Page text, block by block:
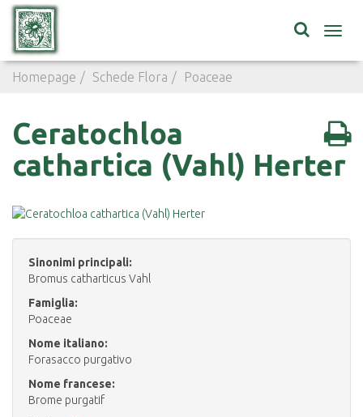
Homepage Schede Flora Poaceae
Ceratochloa
cathartica (Vahl) Herter
Sinonimi principali:
Bromus catharticus Vahl
Famiglia:
Poaceae
Nome italiano:
Forasacco purgativo
Nome francese:
Brome purgatif